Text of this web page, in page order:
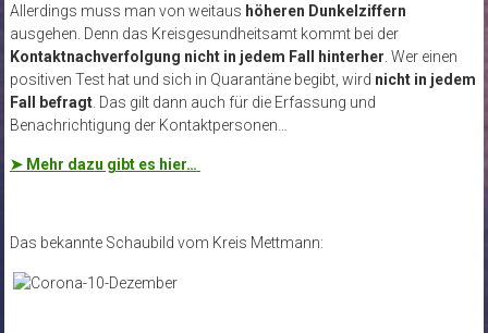
Allerdings muss man von weitaus höheren Dunkelziffern
ausgehen. Denn das Kreisgesundheitsamt kommt bei der
Kontaktnachverfolgung nicht in jedem Fall hinterher. Wer einen
positiven Test hat und sich in Quarantäne begibt, wird nicht in jedem
Fall befragt. Das gilt dann auch für die Erfassung und
Benachrichtigung der Kontaktpersonen…
➤ Mehr dazu gibt es hier…
Das bekannte Schaubild vom Kreis Mettmann: